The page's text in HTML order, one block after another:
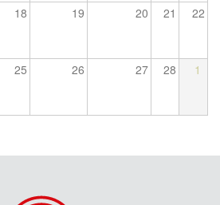
18 19 20 21 22
25 26 27 28 1